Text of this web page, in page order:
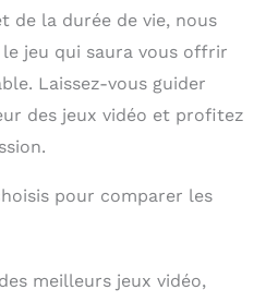
de la durée de vie, nous
jeu qui saura vous offrir
Laissez-vous guider
des jeux vidéo et profitez
pour comparer les
meilleurs jeux vidéo,